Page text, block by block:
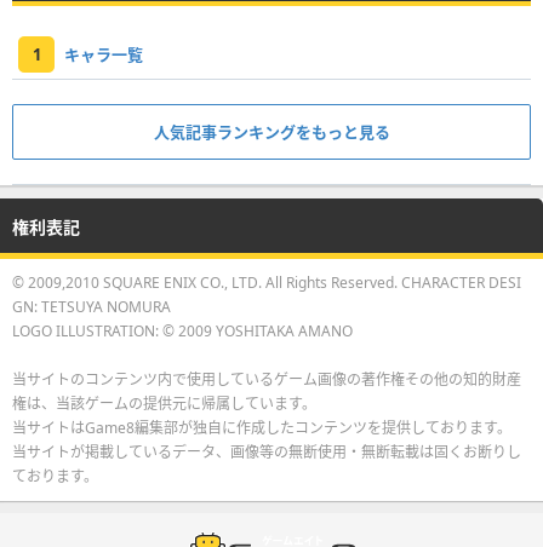
1 キャラ一覧
人気記事ランキングをもっと見る
権利表記
© 2009,2010 SQUARE ENIX CO., LTD. All Rights Reserved. CHARACTER DESI
GN: TETSUYA NOMURA
LOGO ILLUSTRATION: © 2009 YOSHITAKA AMANO
当サイトのコンテンツ内で使用しているゲーム画像の著作権その他の知的財産
権は、当該ゲームの提供元に帰属しています。
当サイトはGame8編集部が独自に作成したコンテンツを提供しております。
当サイトが掲載しているデータ、画像等の無断使用・無断転載は固くお断りし
ております。